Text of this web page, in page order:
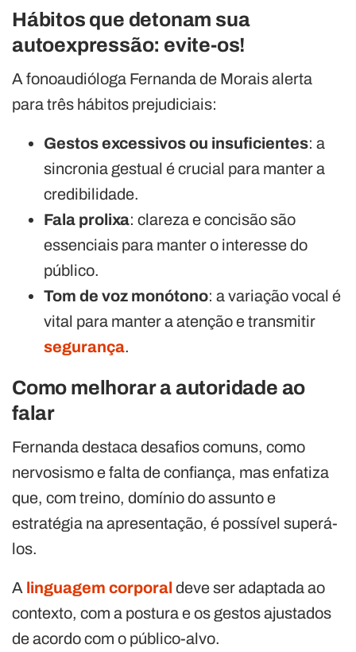
Hábitos que detonam sua
autoexpressão: evite-os!
A fonoaudióloga Fernanda de Morais alerta
para três hábitos prejudiciais:
Gestos excessivos ou insuficientes: a
sincronia gestual é crucial para manter a
credibilidade.
Fala prolixa: clareza e concisão são
essenciais para manter o interesse do
público.
Tom de voz monótono: a variação vocal é
vital para manter a atenção e transmitir
segurança.
Como melhorar a autoridade ao
falar
Fernanda destaca desafios comuns, como
nervosismo e falta de confiança, mas enfatiza
que, com treino, domínio do assunto e
estratégia na apresentação, é possível superá-
los.
A linguagem corporal deve ser adaptada ao
contexto, com a postura e os gestos ajustados
de acordo com o público-alvo.